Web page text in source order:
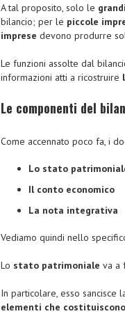
A tal proposito, solo le
bilancio; per le piccole
imprese devono produrre
Le funzioni assolte dal
informazioni atti a ricostruire
Le componenti del
Come accennato poco fa, i
Lo stato
Il conto economico
La nota integrativa
Vediamo quindi nello
Lo stato patrimoniale va a
In particolare, esso sancisce
elementi che